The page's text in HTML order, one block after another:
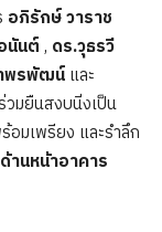
อภิรักษ์ วาราช
นันต์, ดร.วุธรวี
พรพัฒน์ และ
วมยืนสงบนิ่งเป็น
อมเพรียง และรำลึก
นหน้าอาคาร